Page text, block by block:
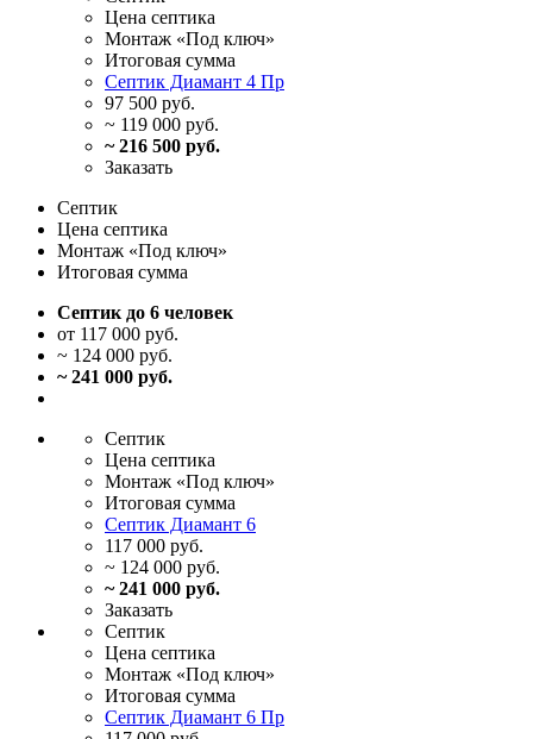
Цена септика
Монтаж «Под ключ»
Итоговая сумма
Септик Диамант 4 Пр
97 500 руб.
~ 119 000 руб.
~ 216 500 руб.
Заказать
Септик
Цена септика
Монтаж «Под ключ»
Итоговая сумма
Септик до 6 человек
от 117 000 руб.
~ 124 000 руб.
~ 241 000 руб.
Септик
Цена септика
Монтаж «Под ключ»
Итоговая сумма
Септик Диамант 6
117 000 руб.
~ 124 000 руб.
~ 241 000 руб.
Заказать
Септик
Цена септика
Монтаж «Под ключ»
Итоговая сумма
Септик Диамант 6 Пр